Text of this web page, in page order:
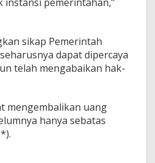
sikap Pemerintah
dapat dipercaya
telah mengabaikan hak-
mengembalikan uang
hanya sebatas